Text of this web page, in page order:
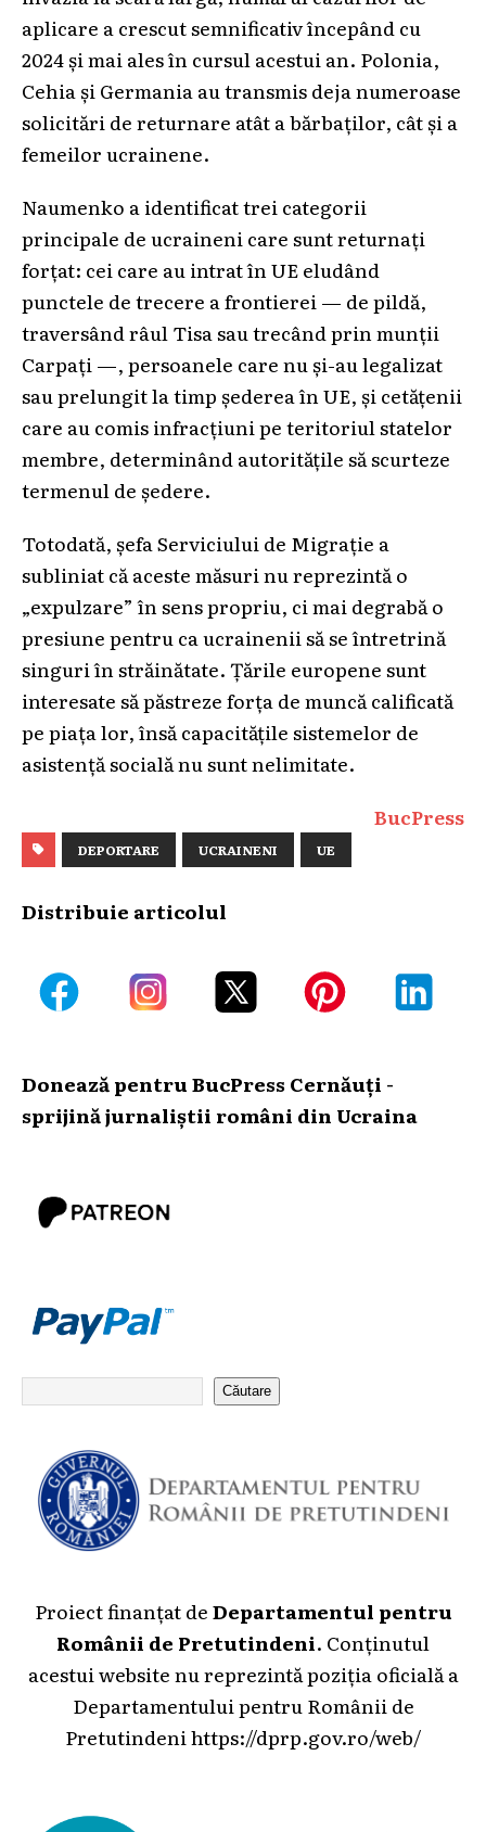
aplicare a crescut semnificativ începând cu
2024 și mai ales în cursul acestui an. Polonia,
Cehia și Germania au transmis deja numeroase
solicitări de returnare atât a bărbaților, cât și a
femeilor ucrainene.
Naumenko a identificat trei categorii
principale de ucraineni care sunt returnați
forțat: cei care au intrat în UE eludând
punctele de trecere a frontierei — de pildă,
traversând râul Tisa sau trecând prin munții
Carpați —, persoanele care nu și-au legalizat
sau prelungit la timp șederea în UE, și cetățenii
care au comis infracțiuni pe teritoriul statelor
membre, determinând autoritățile să scurteze
termenul de ședere.
Totodată, șefa Serviciului de Migrație a
subliniat că aceste măsuri nu reprezintă o
„expulzare” în sens propriu, ci mai degrabă o
presiune pentru ca ucrainenii să se întretrină
singuri în străinătate. Țările europene sunt
interesate să păstreze forța de muncă calificată
pe piața lor, însă capacitățile sistemelor de
asistență socială nu sunt nelimitate.
BucPress
DEPORTARE UCRAINENI UE
Distribuie articolul
Donează pentru BucPress Cernăuți -
sprijină jurnaliștii români din Ucraina
Căutare
Proiect finanțat deDepartamentul pentru
Românii de Pretutindeni. Conținutul
acestui website nu reprezintă poziția oficială a
Departamentului pentru Românii de
Pretutindeni https://dprp.gov.ro/web/